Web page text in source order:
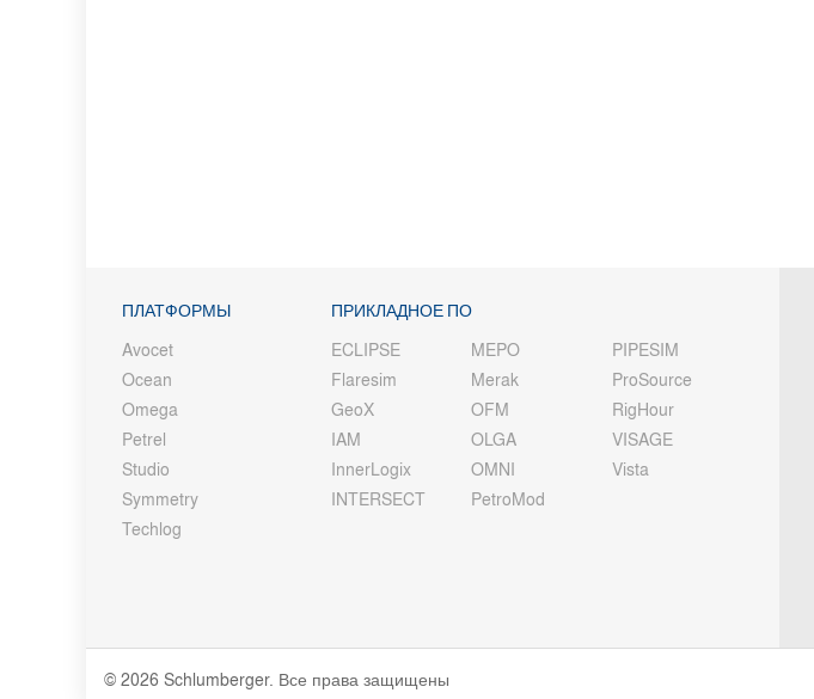
ПЛАТФОРМЫ
Avocet
Ocean
Omega
Petrel
Studio
Symmetry
Techlog
ПРИКЛАДНОЕ ПО
ECLIPSE
Flaresim
GeoX
IAM
InnerLogix
INTERSECT
MEPO
Merak
OFM
OLGA
OMNI
PetroMod
PIPESIM
ProSource
RigHour
VISAGE
Vista
© 2026 Schlumberger. Все права защищены